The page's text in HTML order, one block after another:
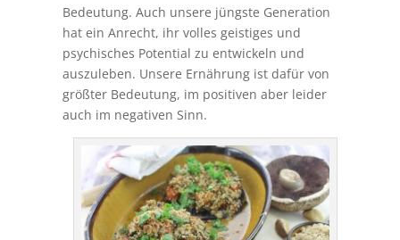
Bedeutung. Auch unsere jüngste Generation
hat ein Anrecht, ihr volles geistiges und
psychisches Potential zu entwickeln und
auszuleben. Unsere Ernährung ist dafür von
größter Bedeutung, im positiven aber leider
auch im negativen Sinn.